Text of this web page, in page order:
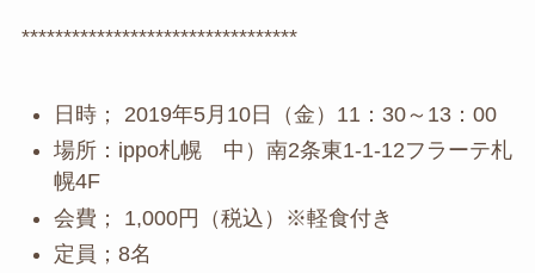
*********************************
日時； 2019年5月10日（金）11：30～13：00
場所：ippo札幌 中）南2条東1-1-12フラーテ札
幌4F
会費； 1,000円（税込）※軽食付き
定員；8名